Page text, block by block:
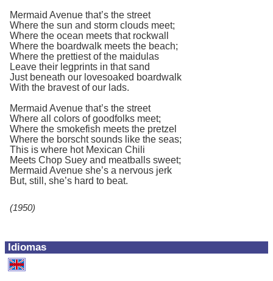
Idiomas
Mermaid Avenue that’s the street
Where the sun and storm clouds meet;
Where the ocean meets that rockwall
Where the boardwalk meets the beach;
Where the prettiest of the maidulas
Leave their legprints in that sand
Just beneath our lovesoaked boardwalk
With the bravest of our lads.
Mermaid Avenue that’s the street
Where all colors of goodfolks meet;
Where the smokefish meets the pretzel
Where the borscht sounds like the seas;
This is where hot Mexican Chili
Meets Chop Suey and meatballs sweet;
Mermaid Avenue she’s a nervous jerk
But, still, she’s hard to beat.
(1950)